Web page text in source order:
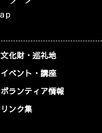
文化財・巡礼地
イベント・講座
ボランティア情報
リンク集